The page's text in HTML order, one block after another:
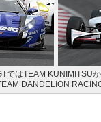
ではTEAM KUNIMITSU
DANDELION